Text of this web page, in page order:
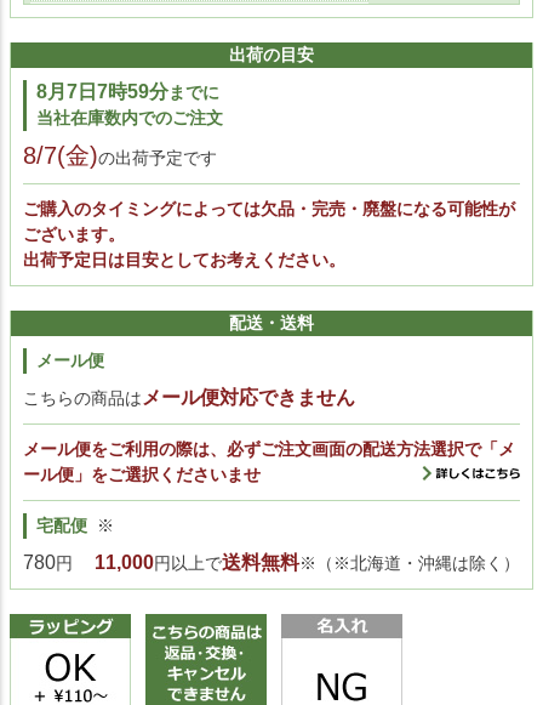
マンダリン ×
ルビー ×
出荷の目安
8月7日7時59分までに
当社在庫数内でのご注文
8/7(金)の出荷予定です
ご購入のタイミングによっては欠品・完売・廃盤になる可能性が
ございます。
出荷予定日は目安としてお考えください。
配送・送料
メール便
こちらの商品は メール便対応できません
メール便をご利用の際は、必ずご注文画面の配送方法選択で「メ
ール便」をご選択くださいませ
宅配便
780円
※
11,000円以上で送料無料※（※北海道・沖縄は除く）